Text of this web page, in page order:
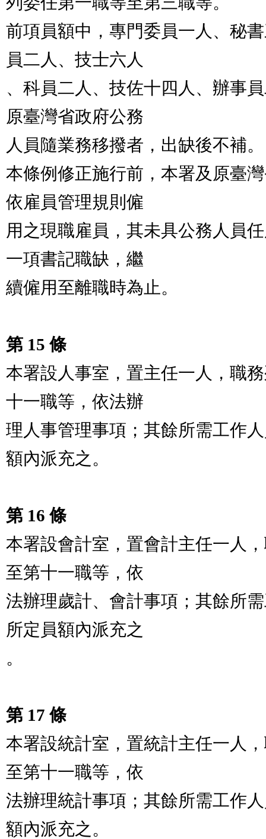
前項員額中，專門委員一人、秘
員二人、技士六人
、科員二人、技佐十四人、辦事
原臺灣省政府公務
人員隨業務移撥者，出缺後不補。
本條例修正施行前，本署及原臺
依雇員管理規則僱
用之現職雇員，其未具公務人員
一項書記職缺，繼
續僱用至離職時為止。
第 15 條
本署設人事室，置主任一人，職
十一職等，依法辦
理人事管理事項；其餘所需工作
額內派充之。
第 16 條
本署設會計室，置會計主任一人
至第十一職等，依
法辦理歲計、會計事項；其餘所
所定員額內派充之
。
第 17 條
本署設統計室，置統計主任一人
至第十一職等，依
法辦理統計事項；其餘所需工作
額內派充之。